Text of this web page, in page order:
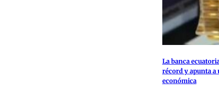
La banca
récord y apunta a
económica